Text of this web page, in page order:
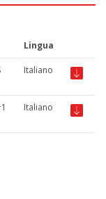
Lingua
Italiano
Italiano